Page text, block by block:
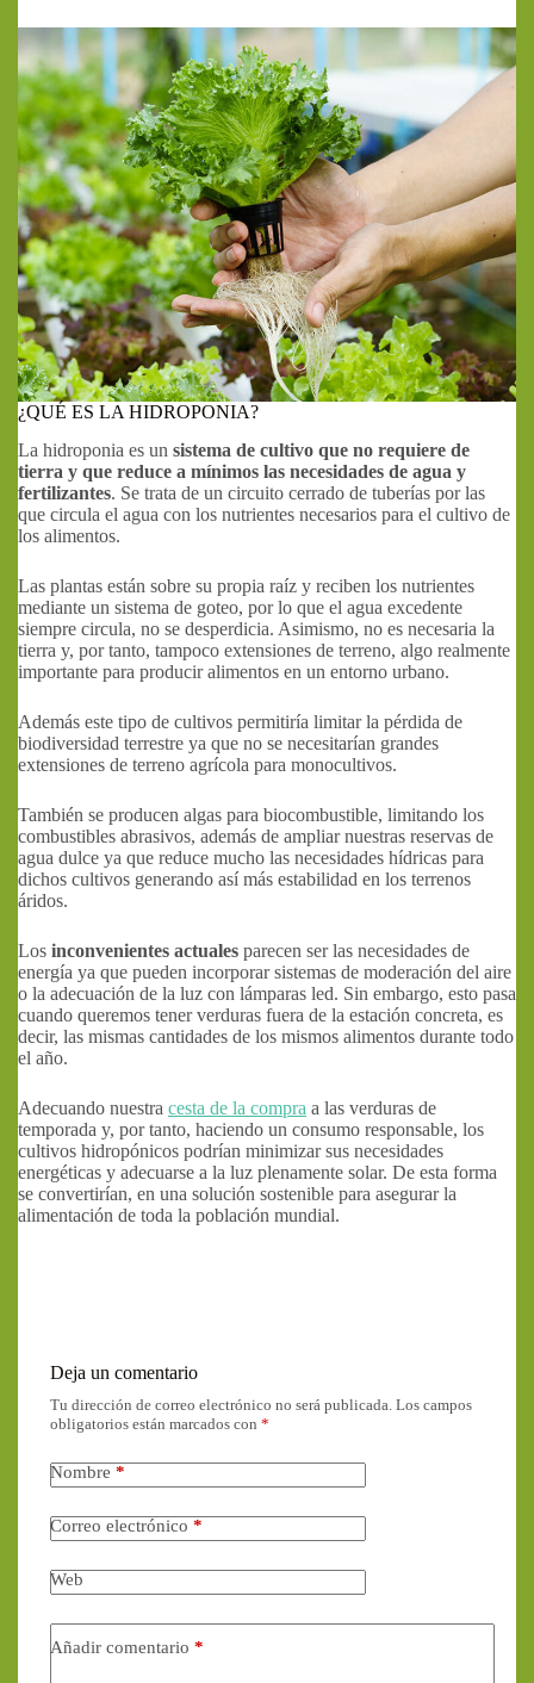
¿QUÉ ES LA HIDROPONIA?
La hidroponia es un sistema de cultivo que no requiere de
tierra y que reduce a mínimos las necesidades de agua y
fertilizantes. Se trata de un circuito cerrado de tuberías por las
que circula el agua con los nutrientes necesarios para el cultivo de
los alimentos.
Las plantas están sobre su propia raíz y reciben los nutrientes
mediante un sistema de goteo, por lo que el agua excedente
siempre circula, no se desperdicia. Asimismo, no es necesaria la
tierra y, por tanto, tampoco extensiones de terreno, algo realmente
importante para producir alimentos en un entorno urbano.
Además este tipo de cultivos permitiría limitar la pérdida de
biodiversidad terrestre ya que no se necesitarían grandes
extensiones de terreno agrícola para monocultivos.
También se producen algas para biocombustible, limitando los
combustibles abrasivos, además de ampliar nuestras reservas de
agua dulce ya que reduce mucho las necesidades hídricas para
dichos cultivos generando así más estabilidad en los terrenos
áridos.
Los inconvenientes actuales parecen ser las necesidades de
energía ya que pueden incorporar sistemas de moderación del aire
o la adecuación de la luz con lámparas led. Sin embargo, esto pasa
cuando queremos tener verduras fuera de la estación concreta, es
decir, las mismas cantidades de los mismos alimentos durante todo
el año.
Adecuando nuestra cesta de la compra a las verduras de
temporada y, por tanto, haciendo un consumo responsable, los
cultivos hidropónicos podrían minimizar sus necesidades
energéticas y adecuarse a la luz plenamente solar. De esta forma
se convertirían, en una solución sostenible para asegurar la
alimentación de toda la población mundial.
Deja un comentario
Tu dirección de correo electrónico no será publicada. Los campos
obligatorios están marcados con *
Nombre *
Correo electrónico *
Web
Añadir comentario *